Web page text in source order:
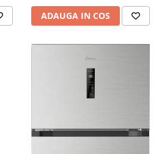
ADAUGA IN COS